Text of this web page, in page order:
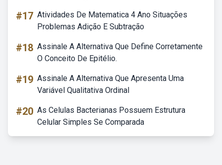
#17 Atividades De Matematica 4 Ano Situações
Problemas Adição E Subtração
#18 Assinale A Alternativa Que Define Corretamente
O Conceito De Epitélio.
#19 Assinale A Alternativa Que Apresenta Uma
Variável Qualitativa Ordinal
#20 As Celulas Bacterianas Possuem Estrutura
Celular Simples Se Comparada